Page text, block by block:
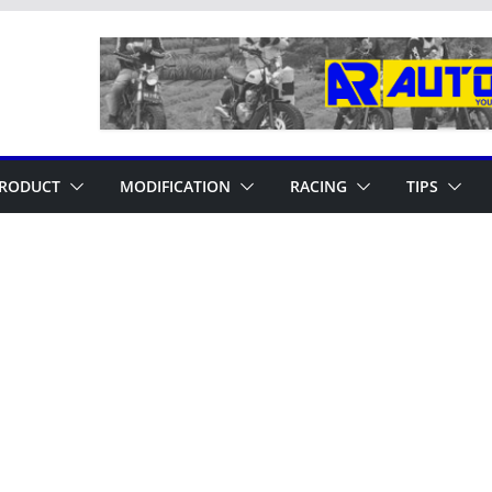
MODIFICATION RACING TIPS